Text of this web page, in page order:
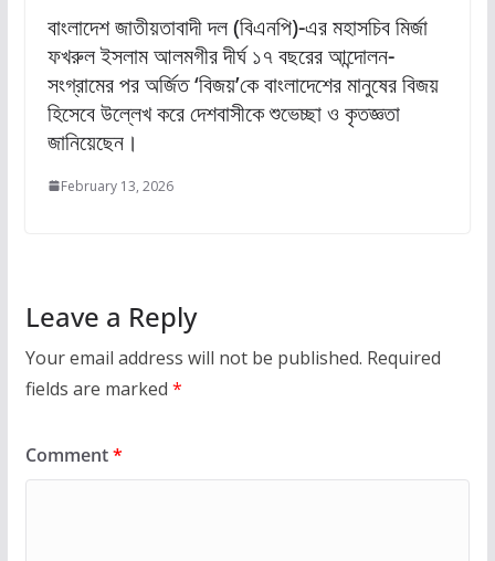
বাংলাদেশ জাতীয়তাবাদী দল (বিএনপি)-এর মহাসচিব মির্জা
ফখরুল ইসলাম আলমগীর দীর্ঘ ১৭ বছরের আন্দোলন-
সংগ্রামের পর অর্জিত ‘বিজয়’কে বাংলাদেশের মানুষের বিজয়
হিসেবে উল্লেখ করে দেশবাসীকে শুভেচ্ছা ও কৃতজ্ঞতা
জানিয়েছেন।
February 13, 2026
Leave a Reply
Your email address will not be published. Required
fields are marked *
Comment*